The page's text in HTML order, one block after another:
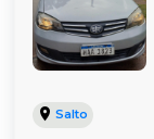
Salto